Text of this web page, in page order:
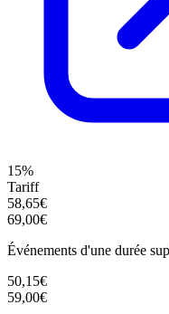
15%
Tariff
58,65€
69,00€
Événements d'une durée
50,15€
59,00€